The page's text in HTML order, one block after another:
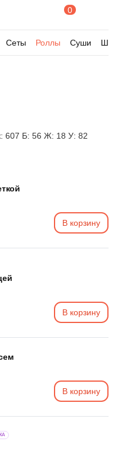
ПоискКорзина
0
Сеты Роллы Суши
607 Б: 56 Ж: 18 У: 82
В корзину
В корзину
В корзину